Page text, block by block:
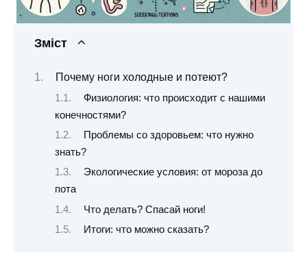
Зміст
Почему ноги холодные и потеют?
Физиология: что происходит с нашими
конечностями?
Проблемы со здоровьем: что нужно
знать?
Экологические условия: от мороза до
пота
Что делать? Спасай ноги!
Итоги: что можно сказать?